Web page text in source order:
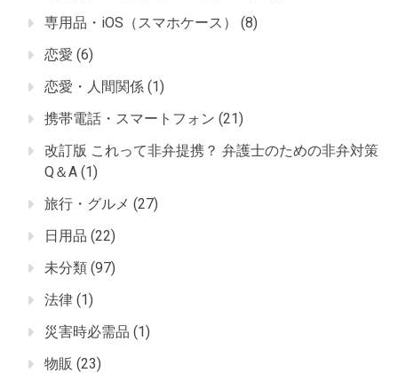
専用品・iOS（スマホケース）
(8)
恋愛 (6)
恋愛・人間関係 (1)
携帯電話・スマートフォン (21)
改訂版 これって非弁提携？ 弁護士のための非弁対策
Q＆A (1)
旅行・グルメ (27)
日用品 (22)
未分類 (97)
法律 (1)
災害時必需品 (1)
物販 (23)